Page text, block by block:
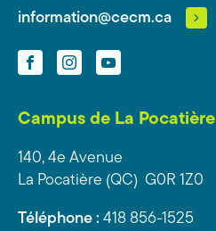
information@cecm.ca
FacebookInstagramYouTube
Campus de La Pocatière
140, 4e Avenue
La Pocatière (QC) G0R 1Z0
Téléphone : 418 856-1525